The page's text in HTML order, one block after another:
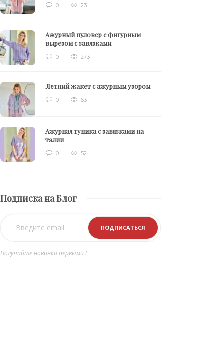
0 23
Ажурный пуловер с фигурным
вырезом с завязками
0 273
Летний жакет с ажурным узором
0 63
Ажурная туника с завязками на
талии
0 52
Подписка на Блог
Получайте новинки первыми !